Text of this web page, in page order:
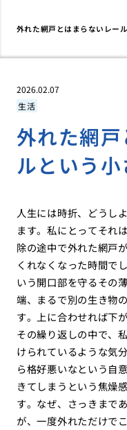
外れた網戸とはまらないレー
2026.02.07
生活
外れた網
ルという
人生には時折、どうし
ます。私にとってそれ
除の途中で外れた網戸
くれなくなった時間で
いう開口部を守るその
端、まるで別の生き物
す。上に合わせれば下
その繰り返しの中で、
けられているような気
ら格好悪いなという自
きてしまうという焦燥
す。なぜ、さっきまで
が、一度外れただけで